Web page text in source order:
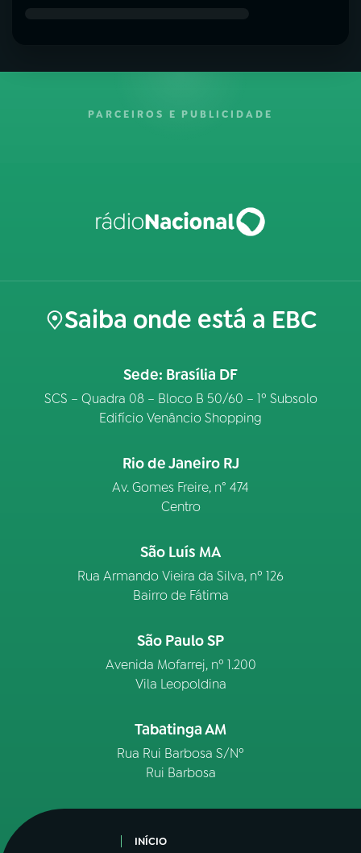
PARCEIROS E PUBLICIDADE
Saiba onde está a EBC
Sede: Brasília DF
SCS – Quadra 08 – Bloco B 50/60 – 1º Subsolo
Edifício Venâncio Shopping
Rio de Janeiro RJ
Av. Gomes Freire, n° 474
Centro
São Luís MA
Rua Armando Vieira da Silva, nº 126
Bairro de Fátima
São Paulo SP
Avenida Mofarrej, nº 1.200
Vila Leopoldina
Tabatinga AM
Rua Rui Barbosa S/Nº
Rui Barbosa
INÍCIO